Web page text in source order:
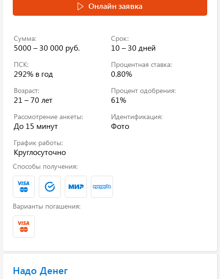
Онлайн заявка
Сумма:
5000 – 30 000 руб.
Срок:
10 – 30 дней
ПСК:
292% в год
Процентная ставка:
0.80%
Возраст:
21 – 70 лет
Процент одобрения:
61%
Рассмотрение анкеты:
До 15 минут
Идентификация:
Фото
График работы:
Круглосуточно
Способы получения:
Варианты погашения:
Надо Денег